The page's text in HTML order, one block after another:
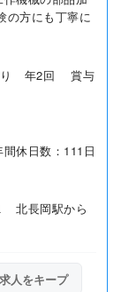
の方にも丁寧に
り 年2回 賞与
休日数：111日
北長岡駅から
求人をキープ